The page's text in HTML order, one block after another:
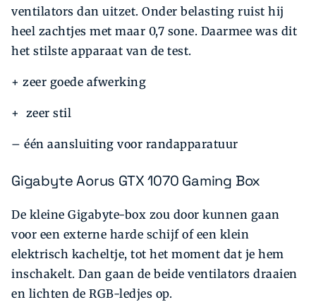
ventilators dan uitzet. Onder belasting ruist hij
heel zachtjes met maar 0,7 sone. Daarmee was dit
het stilste apparaat van de test.
+ zeer goede afwerking
+ zeer stil
– één aansluiting voor randapparatuur
Gigabyte Aorus GTX 1070 Gaming Box
De kleine Gigabyte-box zou door kunnen gaan
voor een externe harde schijf of een klein
elektrisch kacheltje, tot het moment dat je hem
inschakelt. Dan gaan de beide ventilators draaien
en lichten de RGB-ledjes op.